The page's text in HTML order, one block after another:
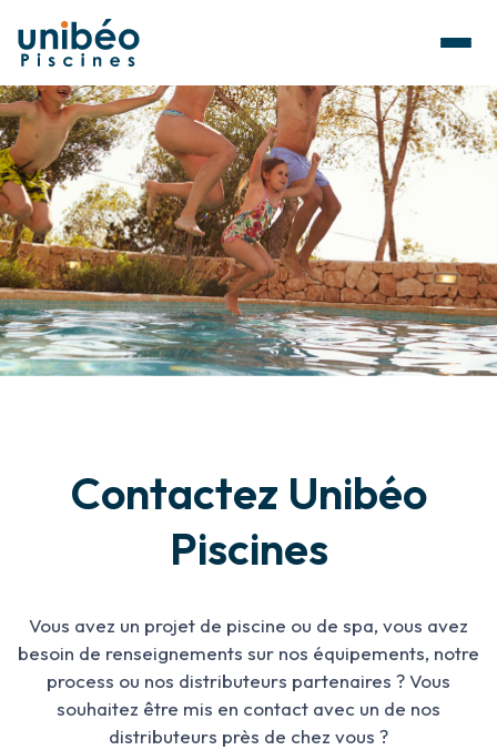
Contactez Unibéo
Piscines
Vous avez un projet de piscine ou de spa, vous avez
besoin de renseignements sur nos équipements, notre
process ou nos distributeurs partenaires ? Vous
souhaitez être mis en contact avec un de nos
distributeurs près de chez vous ?